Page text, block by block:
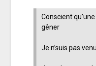
Conscient
gêner
Je n’suis pas